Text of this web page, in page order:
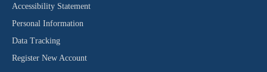
Accessibility Statement
Personal Information
Data Tracking
Register New Account